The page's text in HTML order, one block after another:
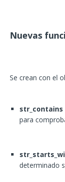
Nuevas
Se crean con el
str_contains
para
determinado